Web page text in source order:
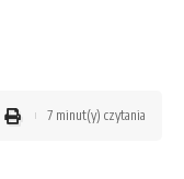
7 minut(y) czytania